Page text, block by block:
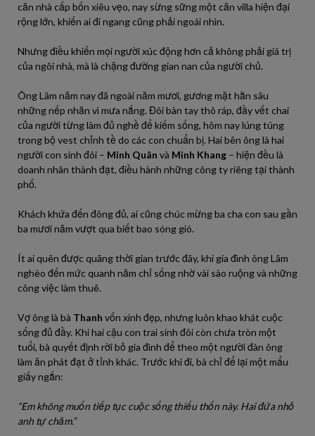
căn nhà cấp bốn xiêu vẹo, nay sừng sững một căn villa hiện đại
rộng lớn, khiến ai đi ngang cũng phải ngoái nhìn.
Nhưng điều khiến mọi người xúc động hơn cả không phải giá trị
của ngôi nhà, mà là chặng đường gian nan của người chủ.
Ông Lâm năm nay đã ngoài năm mươi, gương mặt hằn sâu
những nếp nhăn vì mưa nắng. Đôi bàn tay thô ráp, đầy vết chai
của người từng làm đủ nghề để kiếm sống, hôm nay lúng túng
trong bộ vest chỉnh tề do các con chuẩn bị. Hai bên ông là hai
người con sinh đôi – Minh Quân và Minh Khang – hiện đều là
doanh nhân thành đạt, điều hành những công ty riêng tại thành
phố.
Khách khứa đến đông đủ, ai cũng chúc mừng ba cha con sau gần
ba mươi năm vượt qua biết bao sóng gió.
Ít ai quên được quãng thời gian trước đây, khi gia đình ông Lâm
nghèo đến mức quanh năm chỉ sống nhờ vài sào ruộng và những
công việc làm thuê.
Vợ ông là bà Thanh vốn xinh đẹp, nhưng luôn khao khát cuộc
sống đủ đầy. Khi hai cậu con trai sinh đôi còn chưa tròn một
tuổi, bà quyết định rời bỏ gia đình để theo một người đàn ông
làm ăn phát đạt ở tỉnh khác. Trước khi đi, bà chỉ để lại một mẩu
giấy ngắn:
“Em không muốn tiếp tục cuộc sống thiếu thốn này. Hai đứa nhỏ
anh tự chăm.”